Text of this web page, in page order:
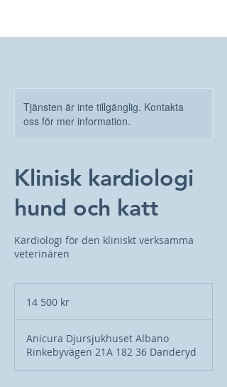
Tjänsten är inte tillgänglig. Kontakta
oss för mer information.
Klinisk kardiologi
hund och katt
Kardiologi för den kliniskt verksamma
veterinären
kronor14 500 kr
Anicura Djursjukhuset Albano
Rinkebyvägen 21A 182 36 Danderyd